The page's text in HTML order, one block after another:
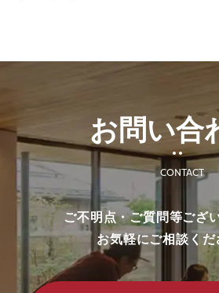
お問い合
CONTACT
ご不明点・ご質問等ござ
お気軽にご相談く